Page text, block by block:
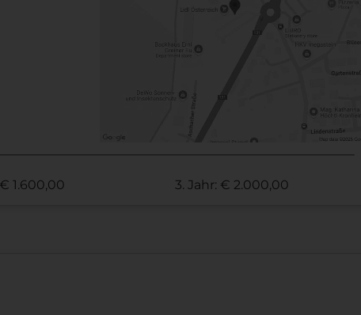
1.600,00 3. Jahr: € 2.000,00